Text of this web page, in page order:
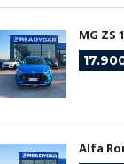
MG
Alfa